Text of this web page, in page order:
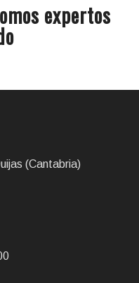
expertos
(Cantabria)